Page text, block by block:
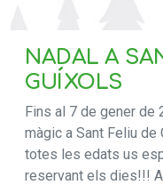
NADAL A
GUÍXOLS
Fins al 7 de gener de
màgic a Sant Feliu de
totes les edats us
reservant els dies!!!